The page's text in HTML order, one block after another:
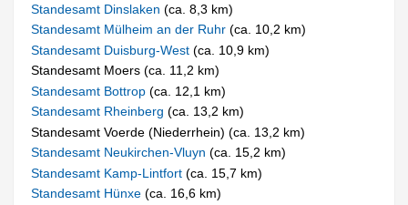
Standesamt Dinslaken(ca. 8,3 km)
Standesamt Mülheim an der Ruhr(ca. 10,2 km)
Standesamt Duisburg-West(ca. 10,9 km)
Standesamt Moers (ca. 11,2 km)
Standesamt Bottrop(ca. 12,1 km)
Standesamt Rheinberg(ca. 13,2 km)
Standesamt Voerde (Niederrhein) (ca. 13,2 km)
Standesamt Neukirchen-Vluyn(ca. 15,2 km)
Standesamt Kamp-Lintfort(ca. 15,7 km)
Standesamt Hünxe(ca. 16,6 km)